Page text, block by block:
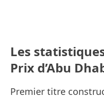
Les
Prix d’Abu
Premier titre